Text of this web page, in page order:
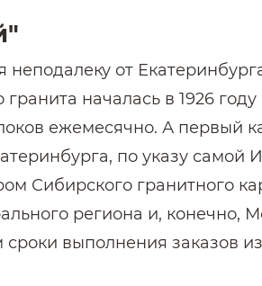
от
началась в 1926
ежемесячно. А первый
по указу
Сибирского гранитного
региона и,
выполнения заказов